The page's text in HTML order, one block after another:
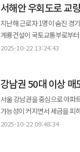
건설사들의 신뢰 회복은 어려
전세 비중은 줄고 신규 전세가격은 약
맞물린다는 분석이 나온다.
적용하면서 전세 수요 위축이
우려다. 업계 관계자는 “임차인 보호라는 정책 취지는 이해하지만 실제로는 전세 매물 감소·보증금 상승·월세 전환 등
동참한 상태다. 그럼에도 일각
커지고 있다.
구청장들은 성명을 통해 “토
적용돼야 한다”며 “서울시
비판했다. 이어 “서울시와 각 구는 재개발·재건축 등 주택공급 확대를 위해 신속통합기획 등 제도적 지원을 강화하고
있다”며 “부동산 안정은 규제 강
△토지거래허가구역 지정의
말했다. 기자회견에 함께한 김병민 서울시 정무부시장은 “정부는 이번 대책을 마련하는 과정에서 서울시와 사전 협의가
전혀 없었다”며 “거래 위축으
“단순한 시장 조정책이 아니라
발표한 ‘10·15 부동산 대책’
서해안 우회도로 교
지난해 근로자 1명이 숨진 경
계룡건설이 국토교통부로부터 영업정지 6개월 처분을
사고 책임을 물어 오는 12월 1일부터
현장소장 등 6명과 하도급업
계룡건설이 컨소시엄을 구성해 공동으로 참여하고 있었다.
문제가 없었던 점이 확인됐
밝혔다. 계룡건설도 공시를
것”이라고 알렸다.
2025-10-22 13:24:43
강남권 50대 이상
서울 강남권을 중심으로 아파
가능성이 커지면서 세금을 피하려는 ‘선제 대
3월부터 부동산 관련 상담이
2025-10-22 09:48:34